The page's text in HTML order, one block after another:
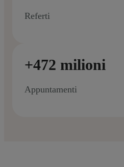
Referti
+472 milioni
Appuntamenti